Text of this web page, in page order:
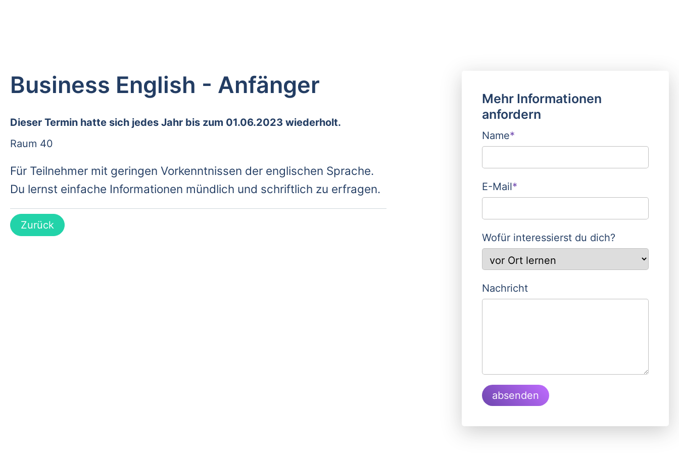
Business English - Anfänger
Dieser Termin hatte sich jedes Jahr bis zum 01.06.2023 wiederholt.
Raum 40
Für Teilnehmer mit geringen Vorkenntnissen der englischen Sprache.
Du lernst einfache Informationen mündlich und schriftlich zu erfragen.
Zurück
Mehr Informationen
anfordern
Name*
E-Mail*
Wofür interessierst du dich?
Nachricht
absenden